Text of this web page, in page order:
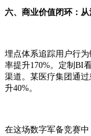
六、商业价值闭环：
埋点体系追踪用户行
率提升170%。定制BI
渠道。某医疗集团通
升40%。
在这场数字军备竞赛